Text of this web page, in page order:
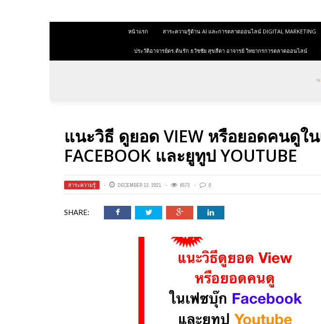
หน้าแรก สาระความรู้ด้าน AI และการตลาดออนไลน์ DIGITAL MARKETING
ประวัติอาจารย์ดร.ต้นรัก ธวัชชัย สุขสีดา อาจารย์ วิทยากรการตลาดออนไลน์
แนะวิธี ดูยอด VIEW หรือยอดคนดูใ
FACEBOOK และยูทูป YOUTUBE
สาระความรู้ DECEMBER 13, 2021 6573 0
SHARE: